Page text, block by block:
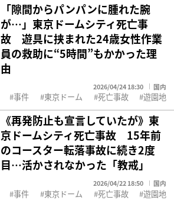
「隙間からパンパンに腫れた腕
が…」東京ドームシティ死亡事
故 遊具に挟まれた24歳女性作業
員の救助に“5時間”もかかった理
由
2026/04/24 18:30 国内
事件 東京ドーム 死亡事故 遊園地
《再発防止も宣言していたが》東
京ドームシティ死亡事故 15年前
のコースター転落事故に続き2度
目…活かされなかった「教戒」
2026/04/22 18:50 国内
事件 東京ドーム 死亡事故 遊園地